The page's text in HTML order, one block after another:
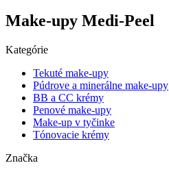
Make-upy Medi-Peel
Kategórie
Tekuté make-upy
Púdrove a minerálne make-upy
BB a CC krémy
Penové make-upy
Make-up v tyčinke
Tónovacie krémy
Značka